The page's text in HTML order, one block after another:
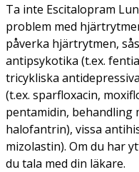
Ta inte Escitalopram
problem med
påverka hjärtrytmen,
antipsykotika (t.ex.
tricykliska
(t.ex. sparfloxacin,
pentamidin, behandling
halofantrin), vissa
mizolastin). Om du har
du tala med din läkare.